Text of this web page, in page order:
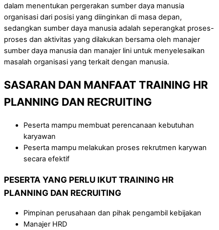
dalam menentukan pergerakan sumber daya manusia
organisasi dari posisi yang diinginkan di masa depan,
sedangkan sumber daya manusia adalah seperangkat proses-
proses dan aktivitas yang dilakukan bersama oleh manajer
sumber daya manusia dan manajer lini untuk menyelesaikan
masalah organisasi yang terkait dengan manusia.
SASARAN DAN MANFAAT TRAINING HR
PLANNING DAN RECRUITING
Peserta mampu membuat perencanaan kebutuhan
karyawan
Peserta mampu melakukan proses rekrutmen karywan
secara efektif
PESERTA YANG PERLU IKUTTRAINING HR
PLANNING DAN RECRUITING
Pimpinan perusahaan dan pihak pengambil kebijakan
Manajer HRD